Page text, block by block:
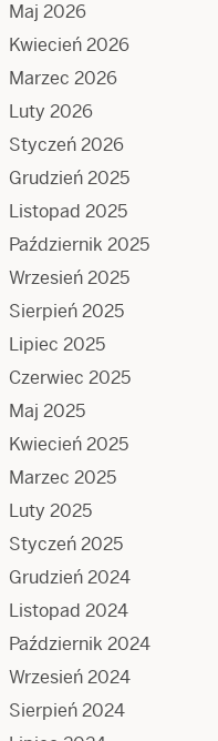
Maj 2026
Kwiecień 2026
Marzec 2026
Luty 2026
Styczeń 2026
Grudzień 2025
Listopad 2025
Październik 2025
Wrzesień 2025
Sierpień 2025
Lipiec 2025
Czerwiec 2025
Maj 2025
Kwiecień 2025
Marzec 2025
Luty 2025
Styczeń 2025
Grudzień 2024
Listopad 2024
Październik 2024
Wrzesień 2024
Sierpień 2024